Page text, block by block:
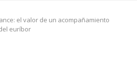
el valor de un acompañamiento
euríbor